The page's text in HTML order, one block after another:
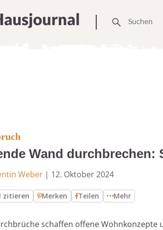
Wand
Weber | 12. Oktober 2024
zitieren Merken Teilen Mehr
schaffen offene Wohnkonzepte